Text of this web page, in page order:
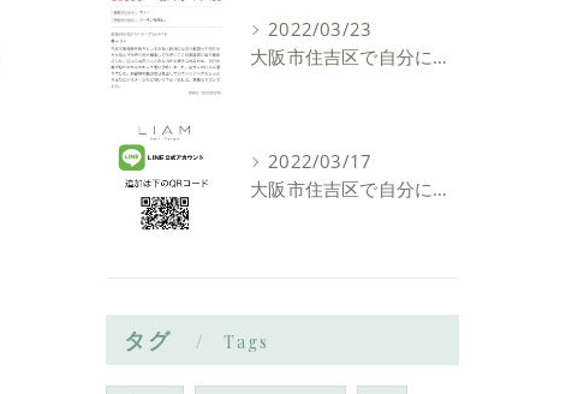
2022/03/23
大阪市住吉区で自分に似合う髪型を見つけれる美容室ーLIAM hair Relaxーリアムヘアーリラックス
2022/03/17
大阪市住吉区で自分に似合う髪型を見つけれる美容室ーLIAM hair Relaxーリアムヘアーリラックス
タグ Tags